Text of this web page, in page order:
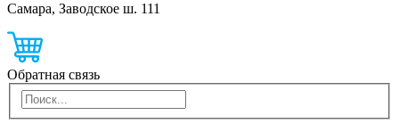
Самара, Заводское ш. 111
Обратная связь